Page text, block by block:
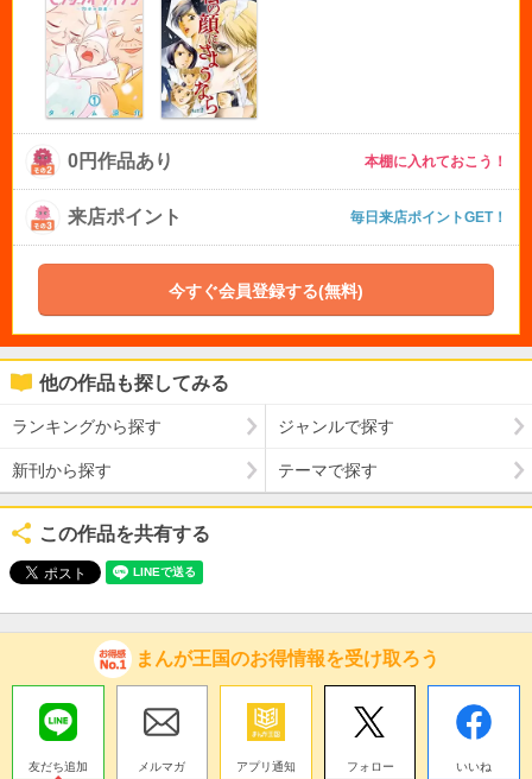
0円作品あり 本棚に入れておこう！
来店ポイント 毎日来店ポイントGET！
今すぐ会員登録する(無料)
他の作品も探してみる
ランキングから探す ジャンルで探す
新刊から探す テーマで探す
この作品を共有する
まんが王国のお得情報を受け取ろう
友だち追加
メルマガ アプリ通知 フォロー いいね